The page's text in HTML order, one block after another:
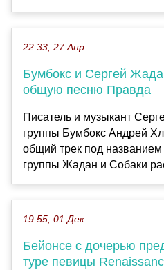
22:33, 27 Апр
Бумбокс и Сергей
общую песню Правда
Писатель и музыкант
группы Бумбокс Андрей
общий трек под
группы Жадан и Собаки
19:55, 01 Дек
Бейонсе с дочерью
туре певицы